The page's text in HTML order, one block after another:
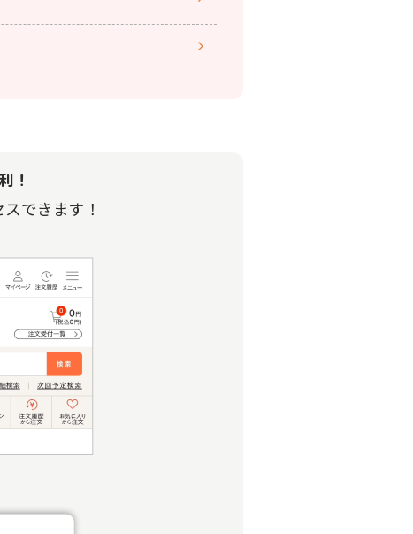
！
できます！